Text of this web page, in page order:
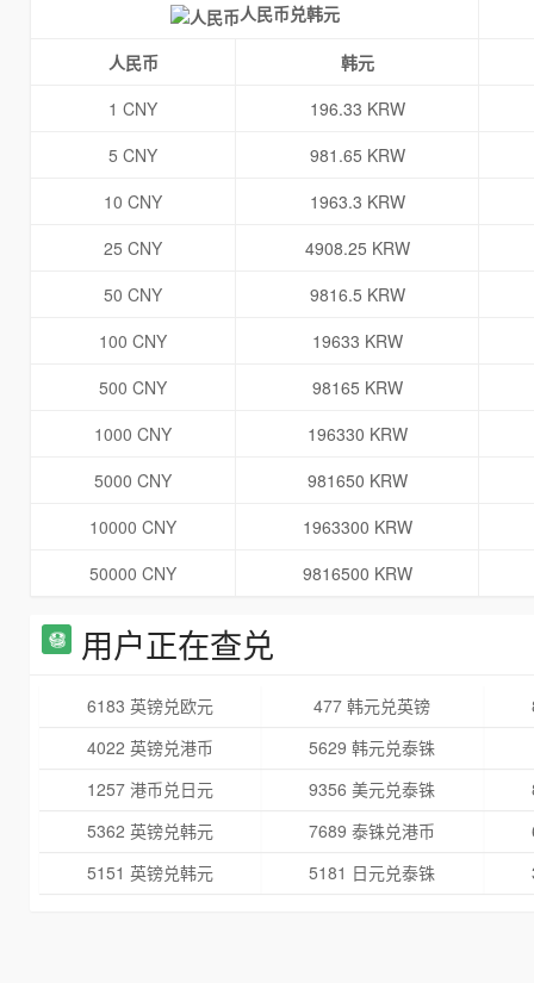
人民币兑韩元
人民币
韩元
1 CNY
196.33 KRW
5 CNY
981.65 KRW
10 CNY
1963.3 KRW
25 CNY
4908.25 KRW
50 CNY
9816.5 KRW
100 CNY
19633 KRW
500 CNY
98165 KRW
1000 CNY
196330 KRW
5000 CNY
981650 KRW
10000 CNY
1963300 KRW
50000 CNY
9816500 KRW
用户正在查兑
6183 英镑兑欧元 477 韩元兑英镑
4022 英镑兑港币
5629 韩元兑泰铢
1257 港币兑日元
9356 美元兑泰铢
5362 英镑兑韩元
7689 泰铢兑港币
5151 英镑兑韩元
5181 日元兑泰铢